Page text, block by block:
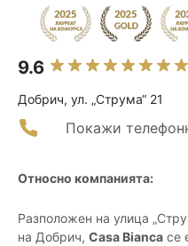
9.6
Добрич, ул. „Струма“ 21
Покажи
Относно компанията:
Разположен на улица
на Добрич, Casa Bianca се